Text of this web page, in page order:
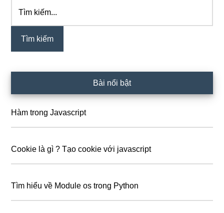
Sidebar
chính
kiếm...
Bài nổi bật
Hàm trong Javascript
Cookie là gì ? Tạo cookie với javascript
Tìm hiểu về Module os trong Python